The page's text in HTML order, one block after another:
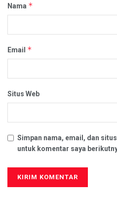
Nama *
Email *
Situs Web
Simpan nama, email, dan
untuk komentar saya